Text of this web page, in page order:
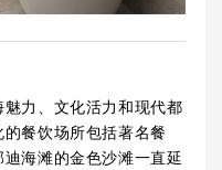
力、文化活力和现代都
餐饮场所包括著名餐
海滩的金色沙滩一直延